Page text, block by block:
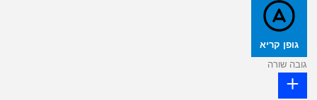
גופן קריא
גובה שורה